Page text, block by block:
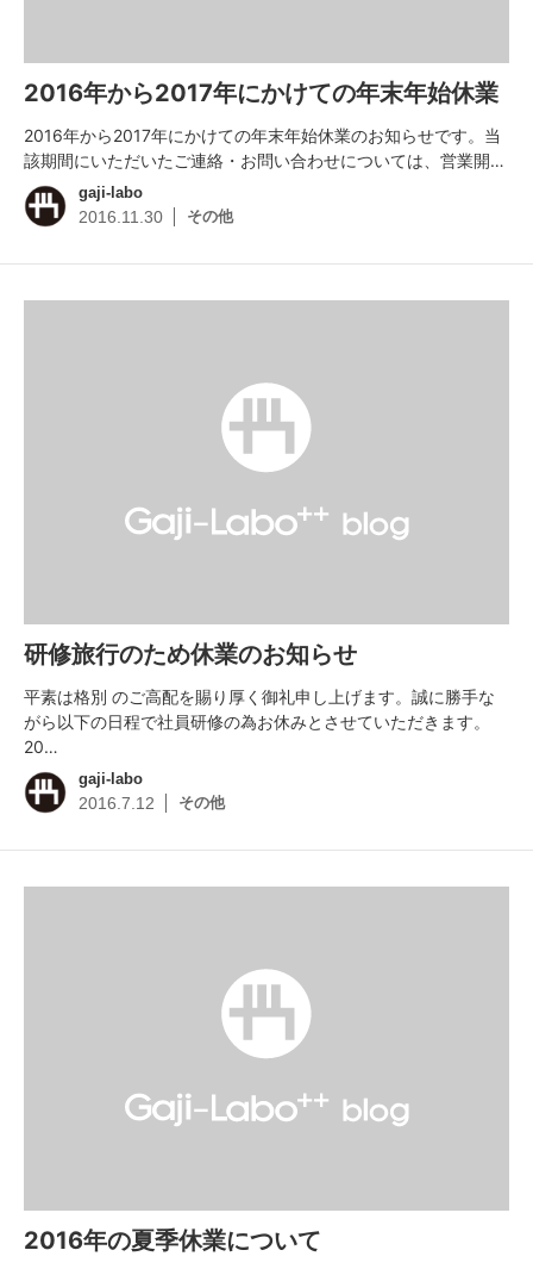
2016年から2017年にかけての年末年始休業
2016年から2017年にかけての年末年始休業のお知らせです。当
該期間にいただいたご連絡・お問い合わせについては、営業開…
gaji-labo
2016.11.30 その他
研修旅行のため休業のお知らせ
平素は格別 のご高配を賜り厚く御礼申し上げます。誠に勝手な
がら以下の日程で社員研修の為お休みとさせていただきます。
20…
gaji-labo
2016.7.12 その他
2016年の夏季休業について